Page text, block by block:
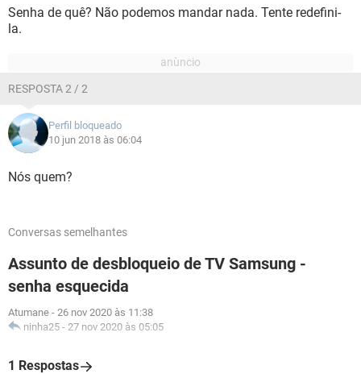
Senha de quê? Não podemos mandar nada. Tente redefini-
la.
RESPOSTA 2 / 2
Perfil bloqueado
10 jun 2018 às 06:04
Nós quem?
Conversas semelhantes
Assunto de desbloqueio de TV Samsung -
senha esquecida
Atumane - 26 nov 2020 às 11:38
ninha25 - 27 nov 2020 às 05:05
1 Respostas